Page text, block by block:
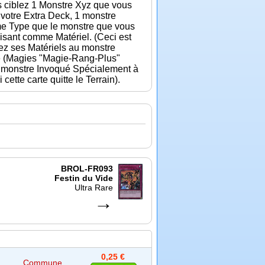
1 Monstre Xyz que vous
Extra Deck, 1 monstre
Type que le monstre que vous
comme Matériel. (Ceci est
ses Matériels au monstre
"Magie-Rang-Plus"
Invoqué Spécialement à
carte quitte le Terrain).
BROL-FR093
Festin du Vide
Ultra Rare
→
Commune
0,25 €